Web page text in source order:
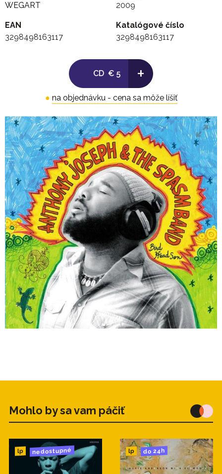
"Dream on Corbeau Mountain" 3:46
WEGART
2009
EAN
3298498163117
Katalógové číslo
3298498163117
CD € 5 +
● na objednávku - cena sa môže líšiť
Mohlo by sa vam páčiť
lp nedostupné lp do 24h